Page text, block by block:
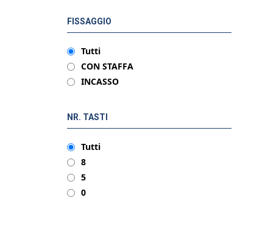
FISSAGGIO
Tutti
CON STAFFA
INCASSO
NR. TASTI
Tutti
8
5
0